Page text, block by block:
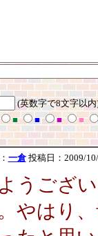
(英数字で8文字以内
■ ■ ■ ■
一倉投稿日：2009/
うござ
やはり